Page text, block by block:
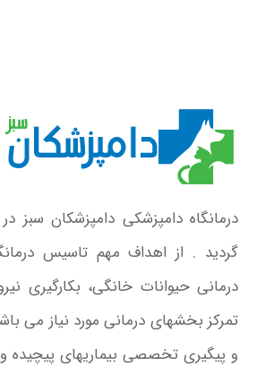
گردید . از اهداف مهم تاسیس
درمانی حیوانات خانگی، بکارگیری
تمرکز بخشهای درمانی مورد نیاز می
و پیگیری تخصصی بیماریهای پیچیده